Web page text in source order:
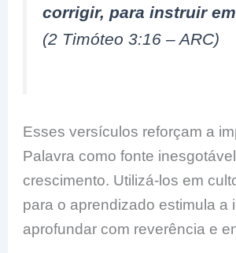
corrigir, para instruir
(2 Timóteo 3:16 – ARC)
Esses versículos reforçam a
Palavra como fonte
crescimento. Utilizá-los em
para o aprendizado estimula a
aprofundar com reverência e